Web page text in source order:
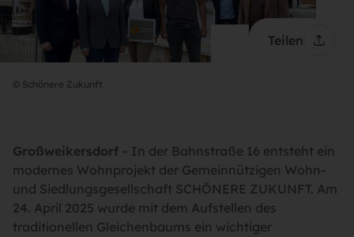
Teilen
© Schönere Zukunft
Großweikersdorf – In der Bahnstraße 16 entsteht ein
modernes Wohnprojekt der Gemeinnützigen Wohn-
und Siedlungsgesellschaft SCHÖNERE ZUKUNFT. Am
24. April 2025 wurde mit dem Aufstellen des
traditionellen Gleichenbaums ein wichtiger